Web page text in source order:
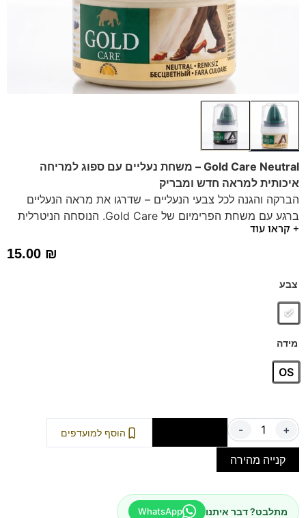
Gold Care Neutral – משחת נעליים עם ספוג למריחה
איכותית למראה חדש ומבריק
הברקה והגנה לכל צבעי הנעליים – שדרגו את מראה הנעליים
ברגע עם משחת הפרימיום של Gold Care. הנוסחה הניטרלית
בצבע שקוף מתאימה לכל צבע עור, מזינה את העור ומעניקה
קל לשימוש:
איכות מקצועית:
הפתרון המושלם לשמירה על נעליים מבריקות במינימום
+ קראו עוד
15.00 ₪
צבע
מידה
OS
- + הוסף למועדפים
קנייה מהירה
מתלבט? דבר איתנו WhatsApp